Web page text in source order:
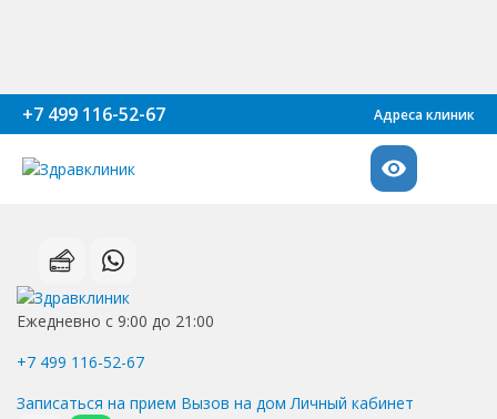
+7 499 116-52-67 Адреса клиник
Ежедневно с 9:00 до 21:00
+7 499 116-52-67
Записаться на прием Вызов на дом Личный кабинет